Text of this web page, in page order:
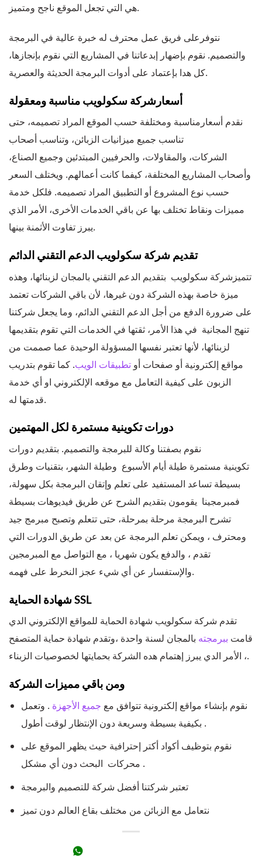
هي التي تجعل الموقع ناجح ومتميز.
نتوفرعلى فريق عمل محترف له خبرة عالية في البرمجة
والتصميم. نقوم بإضهار إبدعاتنا في المشاريع التي نقوم بإنجازها،
كل هدا بإعتماد على أدوات البرمجة الحديثة والعصرية.
أسعارشركة سكولويب مناسبة ومعقولة
نقدم أسعارمناسبة ومختلفة حسب الموقع المراد تصميمه، حتى
تناسب جميع ميزانيات الزبائن، وتناسب أصحاب
الشركات، والمقاولات، والحرفيين المبتدئين وجميع الصناع،
وأصحاب المشاريع المختلفة، كيفما كانت أعمالهم. ويختلف السعر
حسب نوع المشروع أو التطبيق المراد تصميمه. فلكل خدمة
مميزات ونقاط تختلف بها عن باقي الخدمات الأخرى، الأمر الذي
يبرز تفاوت الأثمنة بينها.
تقديم شركة سكولويب الدعم التقني الدائم
تتميزشركة سكولويب بتقديم الدعم التقني بالمجان لزبنائها، وهذه
ميزة خاصة بهذه الشركة دون غيرها، لأن باقي الشركات تعتمد
على ضرورة الدفع من أجل الدعم التقني الدائم، وما يجعل شركتنا
تنهج المجانية في هذا الأمر، ثقتها في الخدمات التي تقوم بتقديمها
لزبنائها، لأنها تعتبر نفسها المسؤولة الوحيدة عما صممت من
مواقع إلكترونية أو صفحات أو تطبيقات الويب. كما تقوم بتدريب
الزبون على كيفية التعامل مع موقعه الإلكتروني او أي خدمة
قدمتها له.
دورات تكوينية مستمرة لكل المهتمين
نقوم بصفتنا وكالة للبرمجة والتصميم. بتقديم دورات
تكوينية مستمرة طيلة أيام الأسبوع وطيلة الشهر، بتقنيات وطرق
بسيطة تساعد المستفيد على تعلم وإتقان البرمجة بكل سهولة،
فمبرمجينا يقومون بتقديم الشرح عن طريق فيديوهات بسيطة
تشرح البرمجة مرحلة بمرحلة، حتى تتعلم وتصبح مبرمج جيد
ومحترف ، ويمكن تعلم البرمجة عن بعد عن طريق الدورات التي
تقدم ، والدفع يكون شهريا ، مع التواصل مع المبرمجين
والإستفسار عن أي شيء عجز النخرط على فهمه.
شهادة الحماية SSL
تقدم شركة سكولويب شهادة الحماية للمواقع الإلكتروني الدي
قامت ببرمجته بالمجان لسنة واحدة ،وتقدم شهادة حماية المتصفح
، الأمر الدي يبرز إهتمام هده الشركة بحمايتها لخصوصيات الزبناء.
ومن باقي مميزات الشركة
نقوم بإنشاء مواقع إلكترونية تتوافق مع جميع الأجهزة . وتعمل
بكيفية بسيطة وسريعة دون الإنتظار لوقت أطول .
نقوم بتوظيف أكواد أكتر إحترافية حيث يظهر الموقع على
محركات البحث دون أي مشكل .
تعتبر شركتنا أفضل شركة للتصميم والبرمجة
نتعامل مع الزبائن من مختلف بقاع العالم دون تميز